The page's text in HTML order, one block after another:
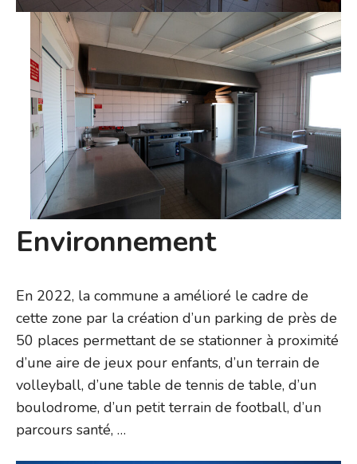
Environnement
En 2022, la commune a amélioré le cadre de
cette zone par la création d’un parking de près de
50 places permettant de se stationner à proximité
d’une aire de jeux pour enfants, d’un terrain de
volleyball, d’une table de tennis de table, d’un
boulodrome, d’un petit terrain de football, d’un
parcours santé, …